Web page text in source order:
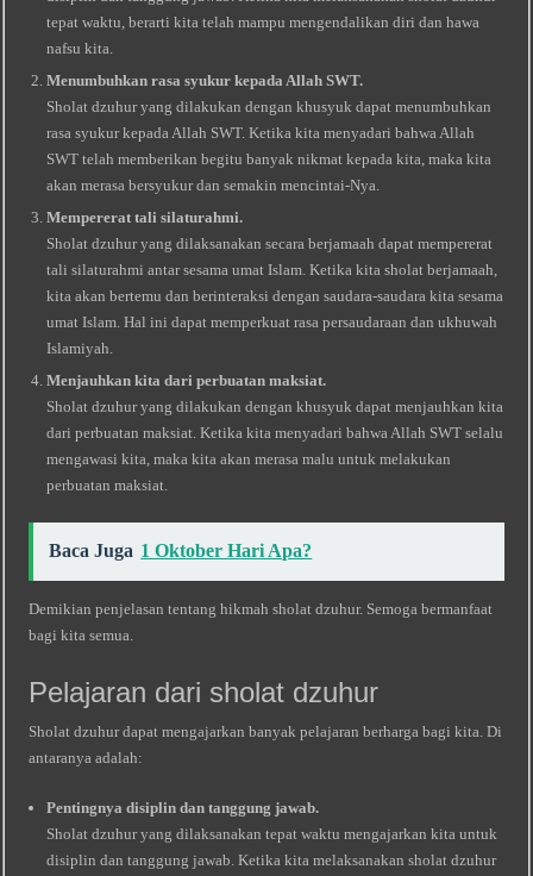
tepat waktu, berarti kita telah mampu mengendalikan diri dan hawa
nafsu kita.
Menumbuhkan rasa syukur kepada Allah SWT.
Sholat dzuhur yang dilakukan dengan khusyuk dapat menumbuhkan
rasa syukur kepada Allah SWT. Ketika kita menyadari bahwa Allah
SWT telah memberikan begitu banyak nikmat kepada kita, maka kita
akan merasa bersyukur dan semakin mencintai-Nya.
Mempererat tali silaturahmi.
Sholat dzuhur yang dilaksanakan secara berjamaah dapat mempererat
tali silaturahmi antar sesama umat Islam. Ketika kita sholat berjamaah,
kita akan bertemu dan berinteraksi dengan saudara-saudara kita sesama
umat Islam. Hal ini dapat memperkuat rasa persaudaraan dan ukhuwah
Islamiyah.
Menjauhkan kita dari perbuatan maksiat.
Sholat dzuhur yang dilakukan dengan khusyuk dapat menjauhkan kita
dari perbuatan maksiat. Ketika kita menyadari bahwa Allah SWT selalu
mengawasi kita, maka kita akan merasa malu untuk melakukan
perbuatan maksiat.
Baca Juga 1 Oktober Hari Apa?
Demikian penjelasan tentang hikmah sholat dzuhur. Semoga bermanfaat
bagi kita semua.
Pelajaran dari sholat dzuhur
Sholat dzuhur dapat mengajarkan banyak pelajaran berharga bagi kita. Di
antaranya adalah:
Pentingnya disiplin dan tanggung jawab.
Sholat dzuhur yang dilaksanakan tepat waktu mengajarkan kita untuk
disiplin dan tanggung jawab. Ketika kita melaksanakan sholat dzuhur